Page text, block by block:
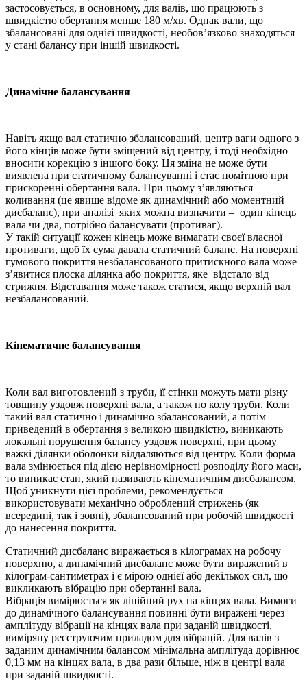
застосовується, в основному, для валів, що працюють з
швидкістю обертання менше 180 м/хв. Однак вали, що
збалансовані для однієї швидкості, необов’язково знаходяться
у стані балансу при іншій швидкості.
Динамічне балансування
Навіть якщо вал статично збалансований, центр ваги одного з
його кінців може бути зміщений від центру, і тоді необхідно
вносити корекцію з іншого боку. Ця зміна не може бути
виявлена при статичному балансуванні і стає помітною при
прискоренні обертання вала. При цьому з’являються
коливання (це явище відоме як динамічний або моментний
дисбаланс), при аналізі яких можна визначити – один кінець
вала чи два, потрібно балансувати (противаг).
У такій ситуації кожен кінець може вимагати своєї власної
противаги, щоб їх сума давала статичний баланс. На поверхні
гумового покриття незбалансованого притискного вала може
з’явитися плоска ділянка або покриття, яке відстало від
стрижня. Відставання може також статися, якщо верхній вал
незбалансований.
Кінематичне балансування
Коли вал виготовлений з труби, її стінки можуть мати різну
товщину уздовж поверхні вала, а також по колу труби. Коли
такий вал статично і динамічно збалансований, а потім
приведений в обертання з великою швидкістю, виникають
локальні порушення балансу уздовж поверхні, при цьому
важкі ділянки оболонки віддаляються від центру. Коли форма
вала змінюється під дією нерівномірності розподілу його маси,
то виникає стан, який називають кінематичним дисбалансом.
Щоб уникнути цієї проблеми, рекомендується
використовувати механічно оброблений стрижень (як
всередині, так і зовні), збалансований при робочій швидкості
до нанесення покриття.
Статичний дисбаланс виражається в кілограмах на робочу
поверхню, а динамічний дисбаланс може бути виражений в
кілограм-сантиметрах і є мірою однієї або декількох сил, що
викликають вібрацію при обертанні вала.
Вібрація вимірюється як лінійний рух на кінцях вала. Вимоги
до динамічного балансування повинні бути виражені через
амплітуду вібрації на кінцях вала при заданій швидкості,
виміряну реєструючим приладом для вібрацій. Для валів з
заданим динамічним балансом мінімальна амплітуда дорівнює
0,13 мм на кінцях вала, в два рази більше, ніж в центрі вала
при заданій швидкості.